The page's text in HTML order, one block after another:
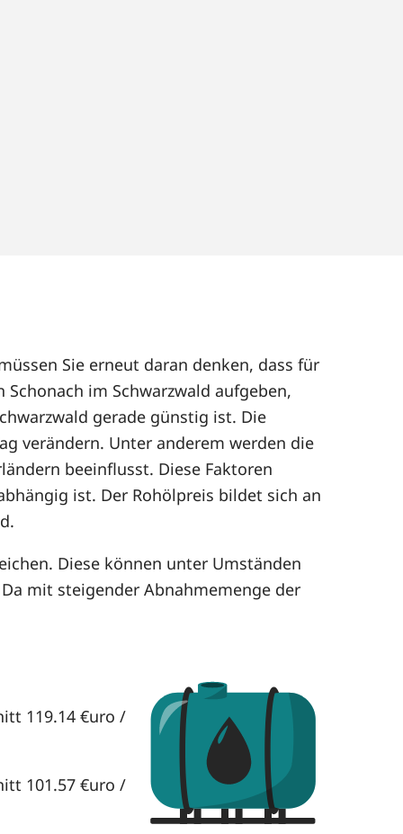
Sie erneut daran denken, dass für
Schonach im Schwarzwald aufgeben,
gerade günstig ist. Die
verändern. Unter anderem werden die
beeinflusst. Diese Faktoren
ist. Der Rohölpreis bildet sich an
Diese können unter Umständen
mit steigender Abnahmemenge der
119.14 €uro /
101.57 €uro /